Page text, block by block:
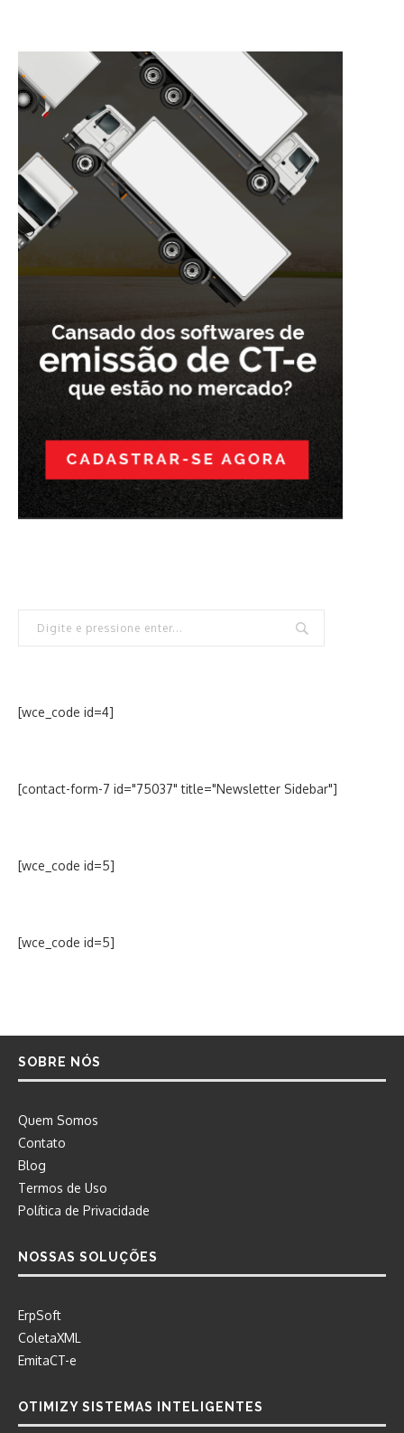
[wce_code id=4]
[contact-form-7 id="75037" title="Newsletter Sidebar"]
[wce_code id=5]
[wce_code id=5]
SOBRE NÓS
Quem Somos
Contato
Blog
Termos de Uso
Política de Privacidade
NOSSAS SOLUÇÕES
ErpSoft
ColetaXML
EmitaCT-e
OTIMIZY SISTEMAS INTELIGENTES